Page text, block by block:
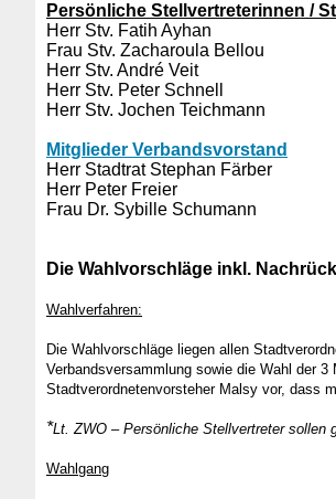
Persönliche Stellvertreterinnen /
Herr Stv. Fatih Ayhan
Frau Stv. Zacharoula Bellou
Herr Stv. André Veit
Herr Stv. Peter Schnell
Herr Stv. Jochen Teichmann
Mitglieder Verbandsvorstand
Herr Stadtrat Stephan Färber
Herr Peter Freier
Frau Dr. Sybille Schumann
Die Wahlvorschläge inkl.
Wahlverfahren:
Die Wahlvorschläge liegen allen
Verbandsversammlung sowie die Wahl der
Stadtverordnetenvorsteher Malsy vor, dass
*Lt. ZWO – Persönliche Stellvertreter sollen
Wahlgang